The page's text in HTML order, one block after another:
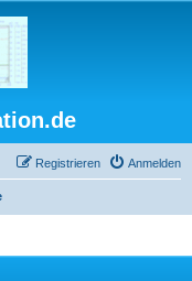
Anmelden
Registrieren